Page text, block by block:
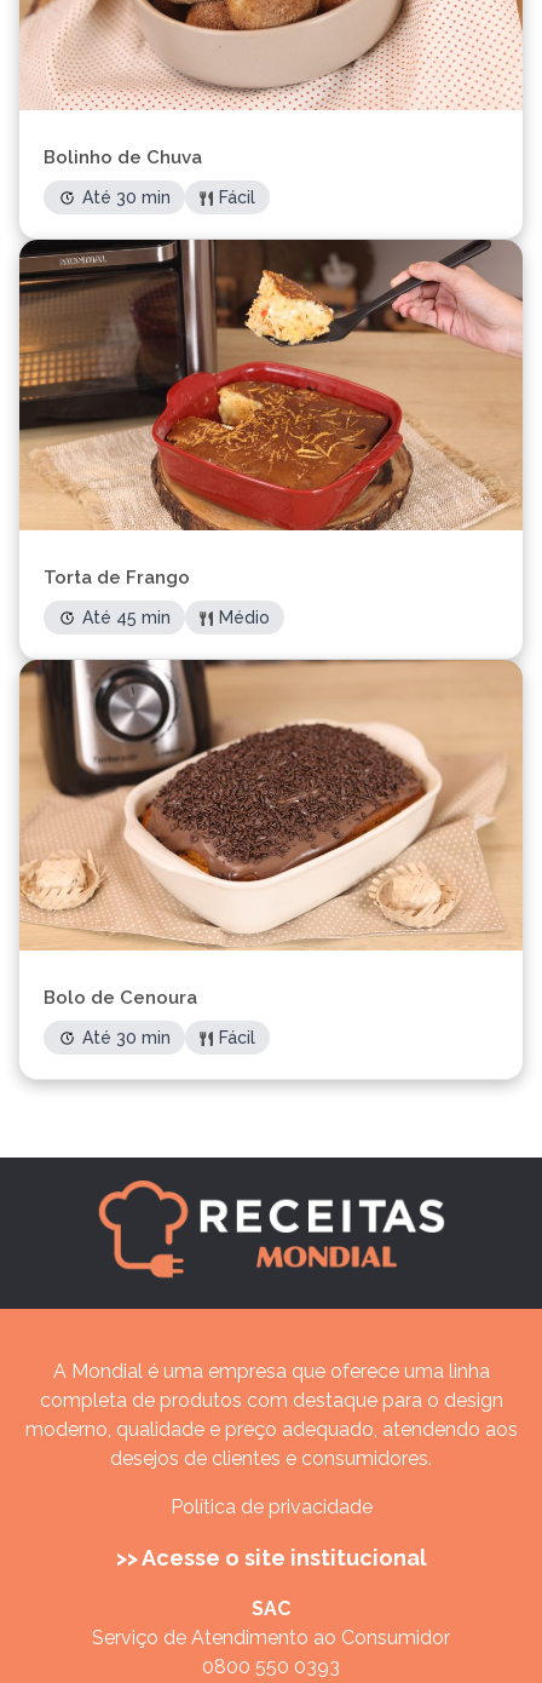
Bolinho de Chuva
Até 30 min Fácil
Torta de Frango
Até 45 min Médio
Bolo de Cenoura
Até 30 min Fácil
A Mondial é uma empresa que oferece uma linha
completa de produtos com destaque para o design
moderno, qualidade e preço adequado, atendendo aos
desejos de clientes e consumidores.
Política de privacidade
>> Acesse o site institucional
SAC
Serviço de Atendimento ao Consumidor
0800 550 0393